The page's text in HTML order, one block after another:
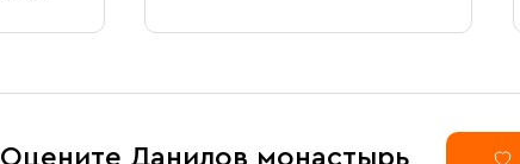
Оцените Данилов монастырь